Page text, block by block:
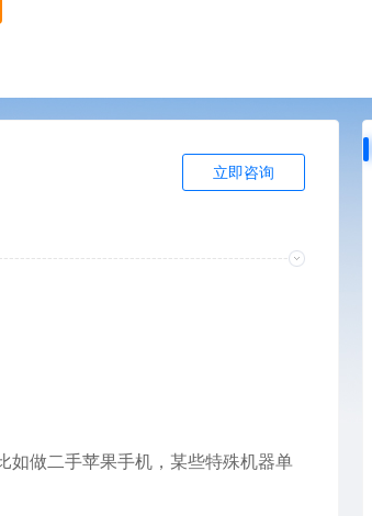
立即咨询
如做二手苹果手机，某些特殊机器单